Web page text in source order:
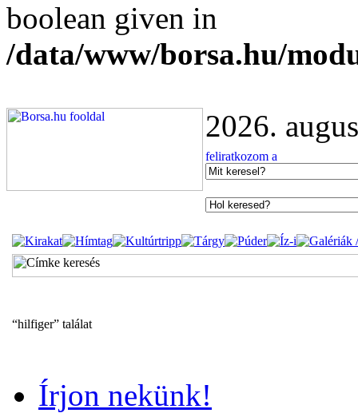
boolean given in
/data/www/borsa.hu/
2026.
“hilfiger” találat
Írjon nekünk!